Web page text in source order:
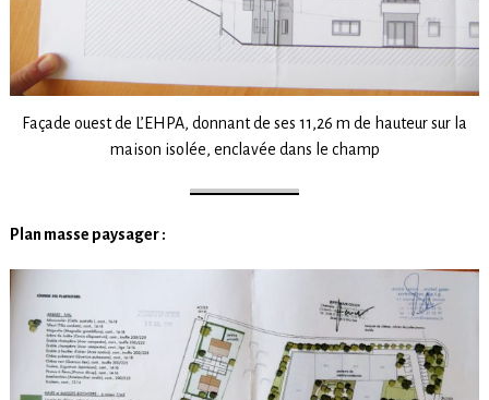
Façade ouest de L’EHPA, donnant de ses 11,26 m de hauteur sur la
maison isolée, enclavée dans le champ
Plan masse paysager :